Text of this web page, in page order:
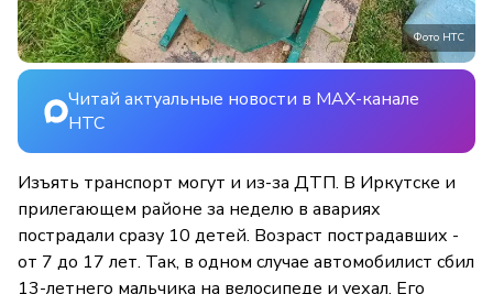
Фото НТС
Читай актуальные новости в MAX-канале
НТС
Изъять транспорт могут и из-за ДТП. В Иркутске и
прилегающем районе за неделю в авариях
пострадали сразу 10 детей. Возраст пострадавших -
от 7 до 17 лет. Так, в одном случае автомобилист сбил
13-летнего мальчика на велосипеде и уехал. Его